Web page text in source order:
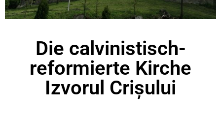
Die calvinistisch-
reformierte Kirche
Izvorul Crișului